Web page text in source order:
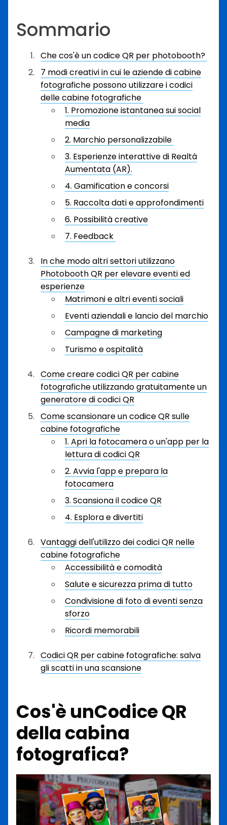
Sommario
Che cos'è un codice QR per photobooth?
7 modi creativi in cui le aziende di cabine
fotografiche possono utilizzare i codici
delle cabine fotografiche
1. Promozione istantanea sui social
media
2. Marchio personalizzabile
3. Esperienze interattive di Realtà
Aumentata (AR).
4. Gamification e concorsi
5. Raccolta dati e approfondimenti
6. Possibilità creative
7. Feedback
In che modo altri settori utilizzano
Photobooth QR per elevare eventi ed
esperienze
Matrimoni e altri eventi sociali
Eventi aziendali e lancio del marchio
Campagne di marketing
Turismo e ospitalità
Come creare codici QR per cabine
fotografiche utilizzando gratuitamente un
generatore di codici QR
Come scansionare un codice QR sulle
cabine fotografiche
1. Apri la fotocamera o un'app per la
lettura di codici QR
2. Avvia l'app e prepara la
fotocamera
3. Scansiona il codice QR
4. Esplora e divertiti
Vantaggi dell'utilizzo dei codici QR nelle
cabine fotografiche
Accessibilità e comodità
Salute e sicurezza prima di tutto
Condivisione di foto di eventi senza
sforzo
Ricordi memorabili
Codici QR per cabine fotografiche: salva
gli scatti in una scansione
Cos'è unCodice QR
della cabina
fotografica?